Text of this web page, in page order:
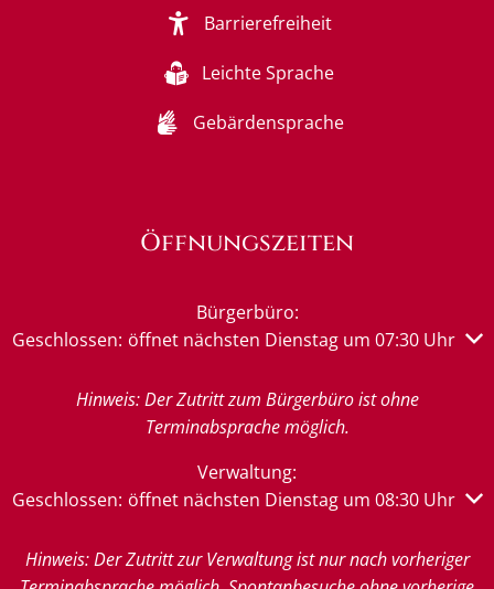
Barrierefreiheit
Leichte Sprache
Gebärdensprache
Öffnungszeiten
Bürgerbüro:
Klicken, um weitere Öffnungs- oder Schließzeiten
Geschlossen: öffnet nächsten Dienstag um 07:30 Uhr
Hinweis: Der Zutritt zum Bürgerbüro ist ohne
Terminabsprache möglich.
Verwaltung:
Klicken, um weitere Öffnungs- oder Schließzeiten
Geschlossen: öffnet nächsten Dienstag um 08:30 Uhr
Hinweis: Der Zutritt zur Verwaltung ist nur nach vorheriger